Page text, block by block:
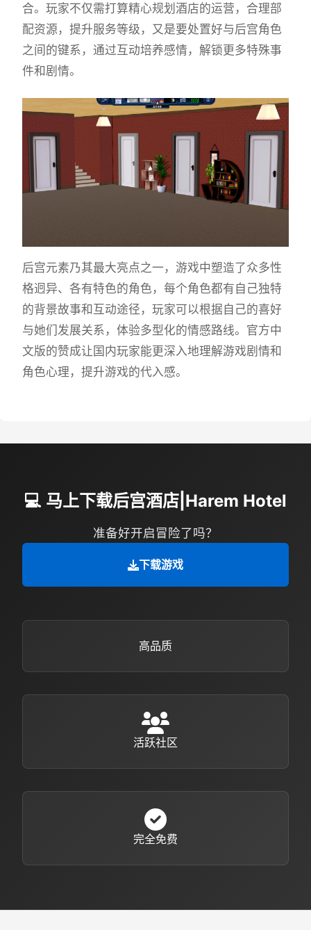
合。玩家不仅需打算精心规划酒店的运营，合理部
配资源，提升服务等级，又是要处置好与后宫角色
之间的键系，通过互动培养感情，解锁更多特殊事
件和剧情。
后宫元素乃其最大亮点之一，游戏中塑造了众多性
格迥异、各有特色的角色，每个角色都有自己独特
的背景故事和互动途径，玩家可以根据自己的喜好
与她们发展关系，体验多型化的情感路线。官方中
文版的赞成让国内玩家能更深入地理解游戏剧情和
角色心理，提升游戏的代入感。
💻 马上下载后宫酒店|Harem Hotel
准备好开启冒险了吗？
下载游戏
高品质
活跃社区
完全免费